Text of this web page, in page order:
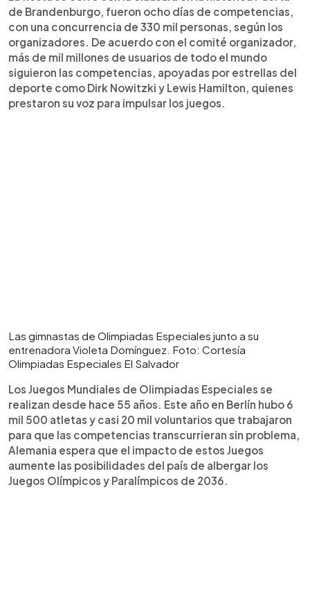
de Brandenburgo, fueron ocho días de competencias,
con una concurrencia de 330 mil personas, según los
organizadores. De acuerdo con el comité organizador,
más de mil millones de usuarios de todo el mundo
siguieron las competencias, apoyadas por estrellas del
deporte como Dirk Nowitzki y Lewis Hamilton, quienes
prestaron su voz para impulsar los juegos.
Las gimnastas de Olimpiadas Especiales junto a su
entrenadora Violeta Domínguez. Foto: Cortesía
Olimpiadas Especiales El Salvador
Los Juegos Mundiales de Olimpiadas Especiales se
realizan desde hace 55 años. Este año en Berlín hubo 6
mil 500 atletas y casi 20 mil voluntarios que trabajaron
para que las competencias transcurrieran sin problema,
Alemania espera que el impacto de estos Juegos
aumente las posibilidades del país de albergar los
Juegos Olímpicos y Paralímpicos de 2036.